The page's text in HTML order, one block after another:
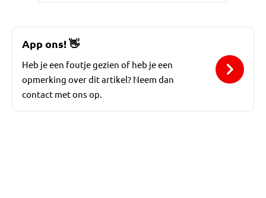
App ons!👋
Heb je een foutje gezien of heb je een
opmerking over dit artikel? Neem dan
contact met ons op.